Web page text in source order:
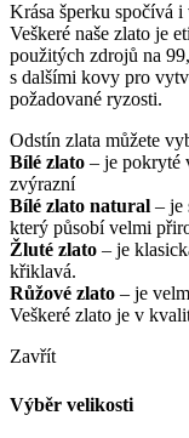
Krása šperku spočívá i
Veškeré naše zlato je
použitých zdrojů na
s dalšími kovy pro
požadované ryzosti.
Odstín zlata můžete
Bílé zlato – je pokryté
zvýrazní
Bílé zlato natural – je
který působí velmi
Žluté zlato – je
křiklavá.
Růžové zlato – je
Veškeré zlato je v
Zavřít
Výběr velikosti